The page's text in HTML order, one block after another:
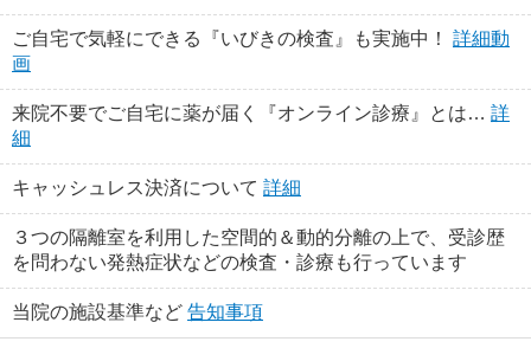
ご自宅で気軽にできる『いびきの検査』も実施中！ 詳細動
画
来院不要でご自宅に薬が届く『オンライン診療』とは… 詳
細
キャッシュレス決済について 詳細
３つの隔離室を利用した空間的＆動的分離の上で、受診歴
を問わない発熱症状などの検査・診療も行っています
当院の施設基準など 告知事項